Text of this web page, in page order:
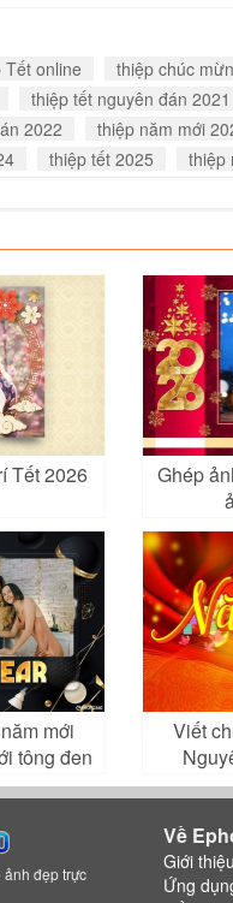
Tết online thiệp chúc
thiệp tết nguyên đán 2021
2022
thiệp năm mới
thiệp tết 2025
thiệp
Tết 2026
Ghép
mới
tông đen
Viết
ảnh đẹp trực
Về
Giới thiệu
Ứng